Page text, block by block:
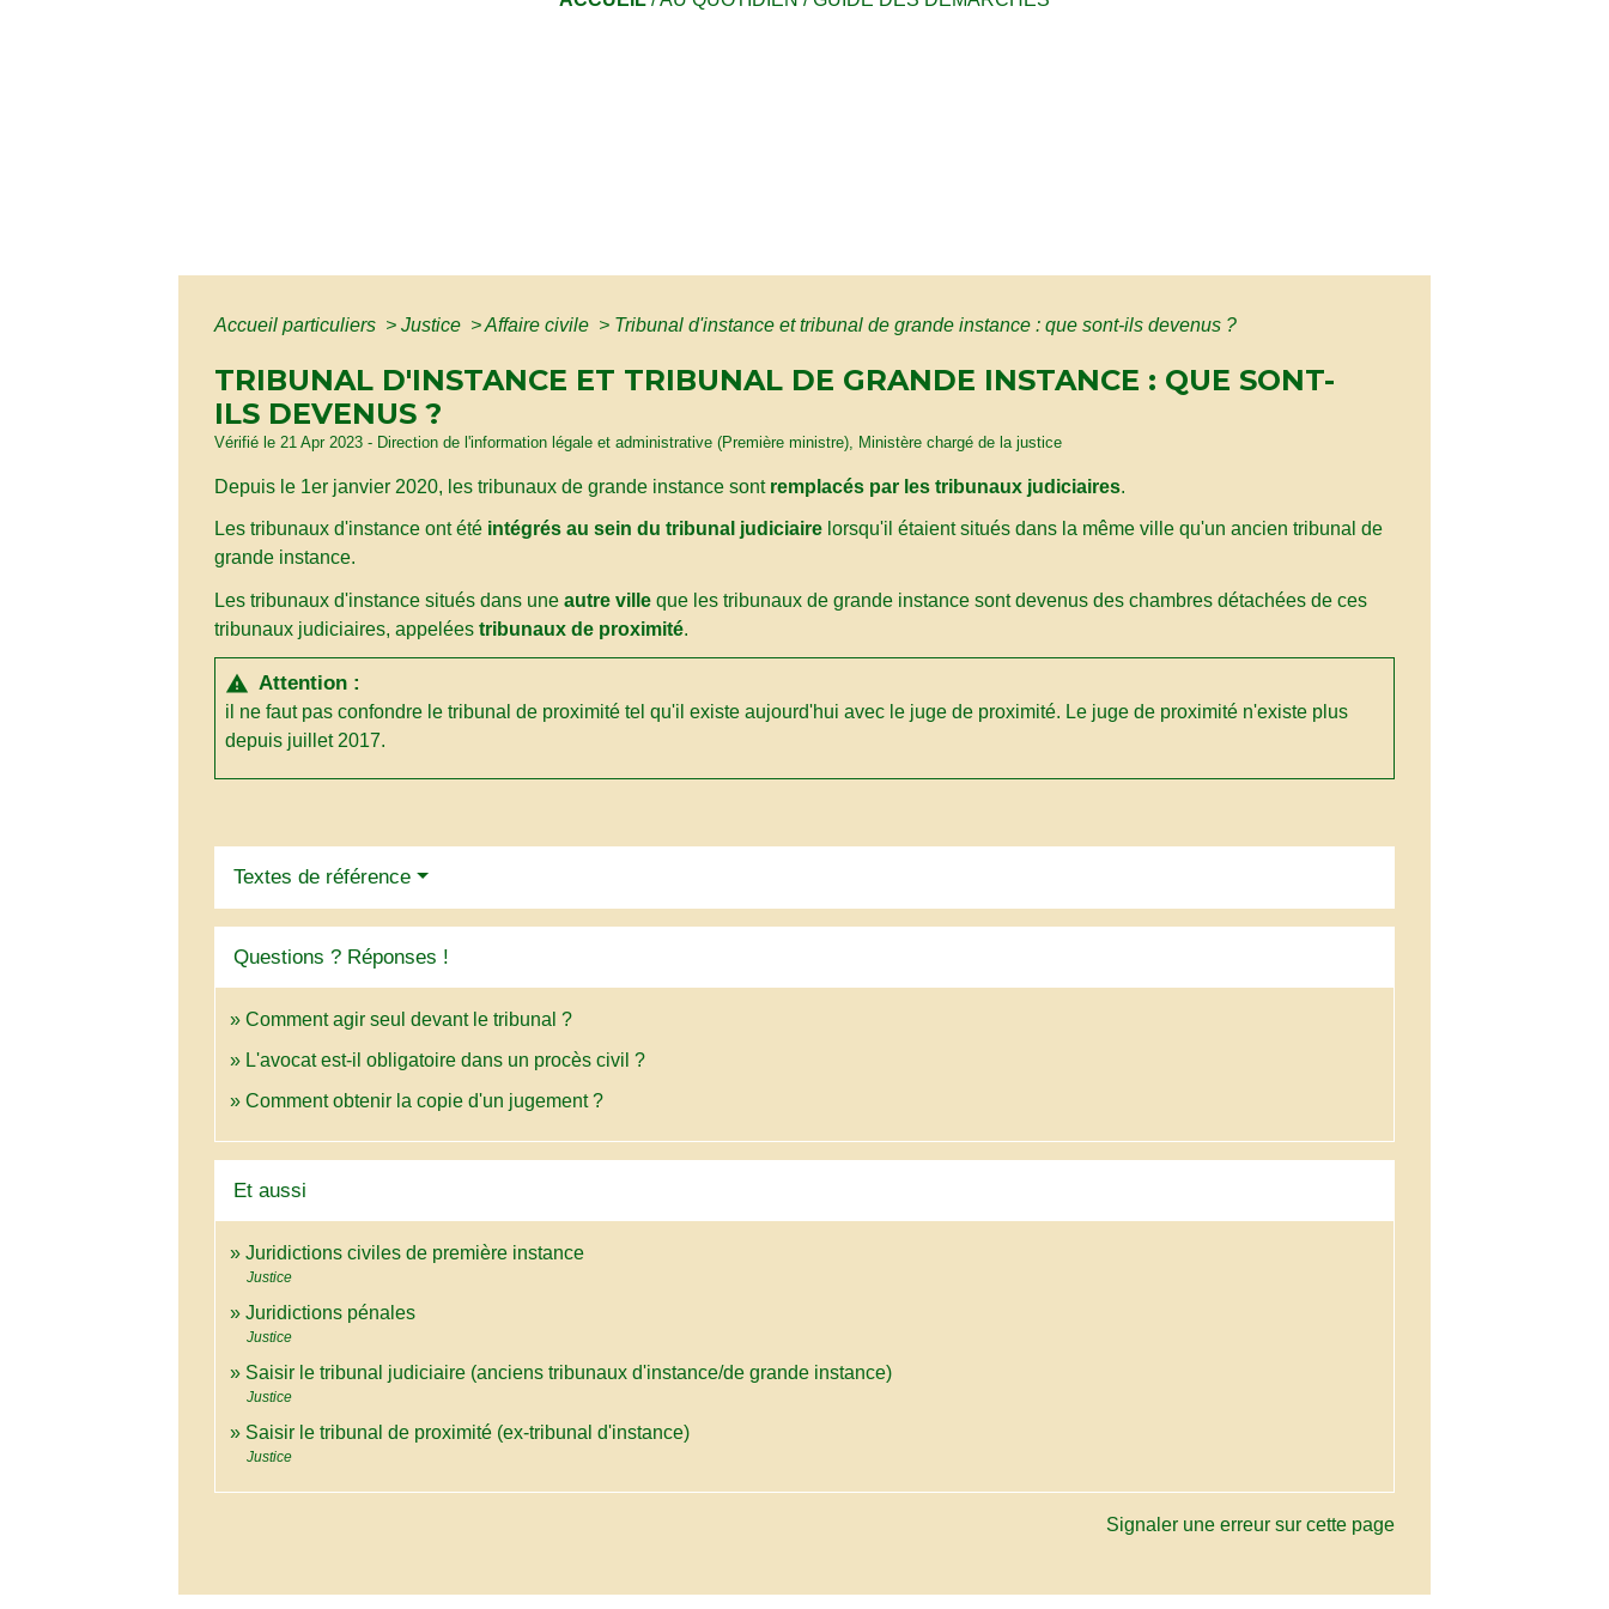
Accueil particuliers > Justice > Affaire civile > Tribunal d'instance et tribunal de grande instance : que sont-ils devenus ?
TRIBUNAL D'INSTANCE ET TRIBUNAL DE GRANDE INSTANCE : QUE SONT-
ILS DEVENUS ?
Vérifié le 21 Apr 2023 - Direction de l'information légale et administrative (Première ministre), Ministère chargé de la justice
Depuis le 1er janvier 2020, les tribunaux de grande instance sont remplacés par les tribunaux judiciaires.
Les tribunaux d'instance ont été intégrés au sein du tribunal judiciaire lorsqu'il étaient situés dans la même ville qu'un ancien tribunal de
grande instance.
Les tribunaux d'instance situés dans uneautre ville que les tribunaux de grande instance sont devenus des chambres détachées de ces
tribunaux judiciaires, appelées tribunaux de proximité.
warning Attention :
il ne faut pas confondre le tribunal de proximité tel qu'il existe aujourd'hui avec le juge de proximité. Le juge de proximité n'existe plus
depuis juillet 2017.
Textes de référence
Questions ? Réponses !
Comment agir seul devant le tribunal ?
L'avocat est-il obligatoire dans un procès civil ?
Comment obtenir la copie d'un jugement ?
Et aussi
Juridictions civiles de première instance
Justice
Juridictions pénales
Justice
Saisir le tribunal judiciaire (anciens tribunaux d'instance/de grande instance)
Justice
Saisir le tribunal de proximité (ex-tribunal d'instance)
Justice
Signaler une erreur sur cette page